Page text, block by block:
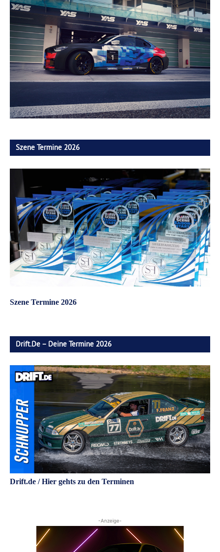
Szene Termine 2026
Szene Termine 2026
Drift.de – Deine Termine 2026
Drift.de / Hier gehts zu den Terminen
-Anzeige-